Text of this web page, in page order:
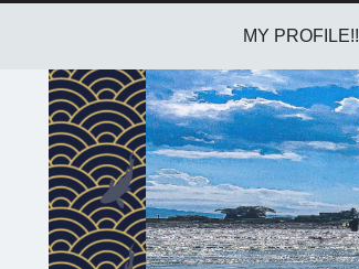
MY PROFILE!!